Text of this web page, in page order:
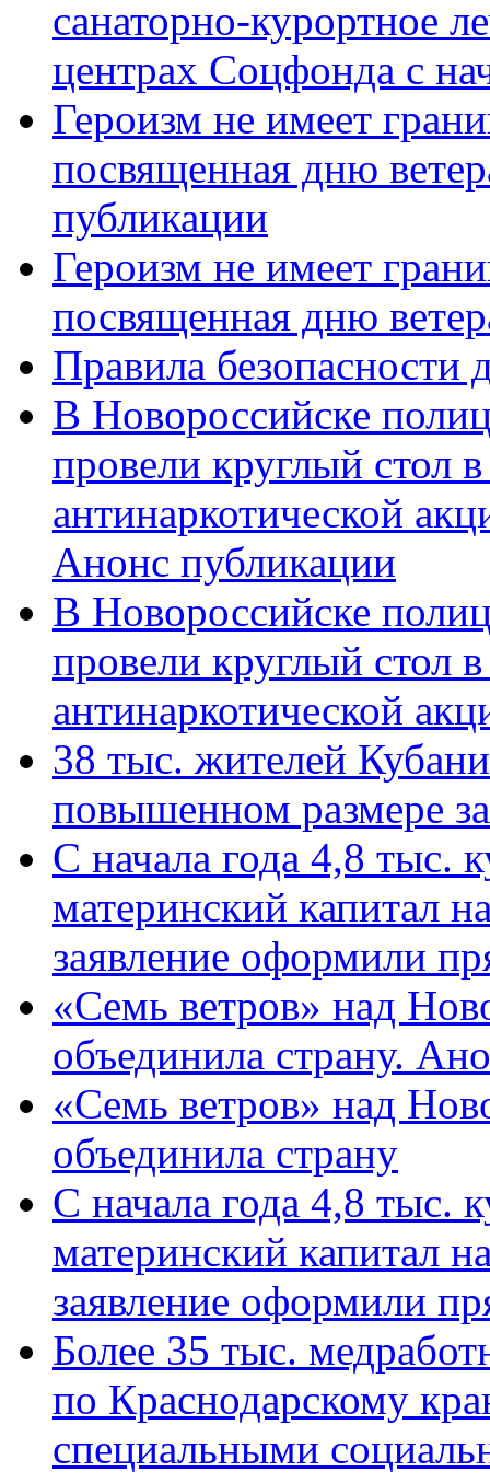
санаторно-курортное
центрах Соцфонда с
Героизм не имеет
посвященная дню
публикации
Героизм не имеет
посвященная дню
Правила безопасности
В Новороссийске
провели круглый стол
антинаркотической
Анонс публикации
В Новороссийске
провели круглый стол
антинаркотической
38 тыс. жителей
повышенном размере
С начала года 4,8 тыс.
материнский капитал
заявление оформили
«Семь ветров» над
объединила страну.
«Семь ветров» над
объединила страну
С начала года 4,8 тыс.
материнский капитал
заявление оформили
Более 35 тыс.
по Краснодарскому
специальными